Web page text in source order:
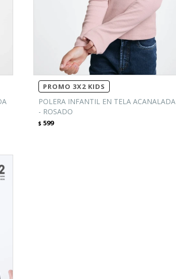
PROMO 3X2 KIDS
POLERA INFANTIL EN TELA ACANALADA
- ROSADO
$ 599